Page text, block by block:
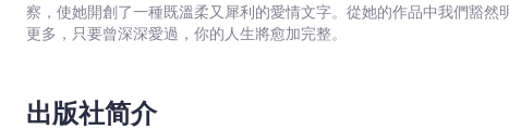
察，使她開創了一種既溫柔又犀利的愛情文字。從她的作品中我們豁
更多，只要曾深深愛過，你的人生將愈加完整。
出版社简介